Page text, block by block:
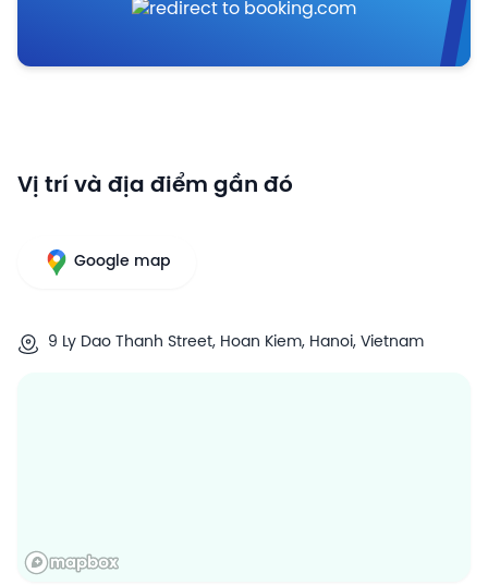
Vị trí và địa điểm gần đó
Google map
9 Ly Dao Thanh Street, Hoan Kiem, Hanoi, Vietnam